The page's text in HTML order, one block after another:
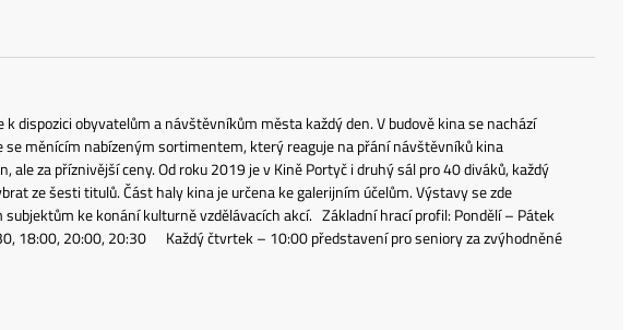
dispozici obyvatelům a návštěvníkům města každý den. V budově kina se nachází
měnícím nabízeným sortimentem, který reaguje na přání návštěvníků kina
za příznivější ceny. Od roku 2019 je v Kině Portyč i druhý sál pro 40 diváků, každý
ze šesti titulů. Část haly kina je určena ke galerijním účelům. Výstavy se zde
ke konání kulturně vzdělávacích akcí. Základní hrací profil: Pondělí – Pátek
18:00, 20:00, 20:30 Každý čtvrtek – 10:00 představení pro seniory za zvýhodněné